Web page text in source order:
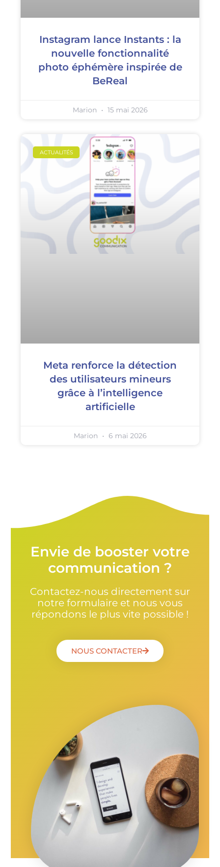
Instagram lance Instants : la
nouvelle fonctionnalité
photo éphémère inspirée de
BeReal
Marion 15 mai 2026
ACTUALITÉS
Meta renforce la détection
des utilisateurs mineurs
grâce à l’intelligence
artificielle
Marion 6 mai 2026
Envie de booster votre
communication ?
Contactez-nous directement sur
notre formulaire et nous vous
répondons le plus vite possible !
NOUS CONTACTER